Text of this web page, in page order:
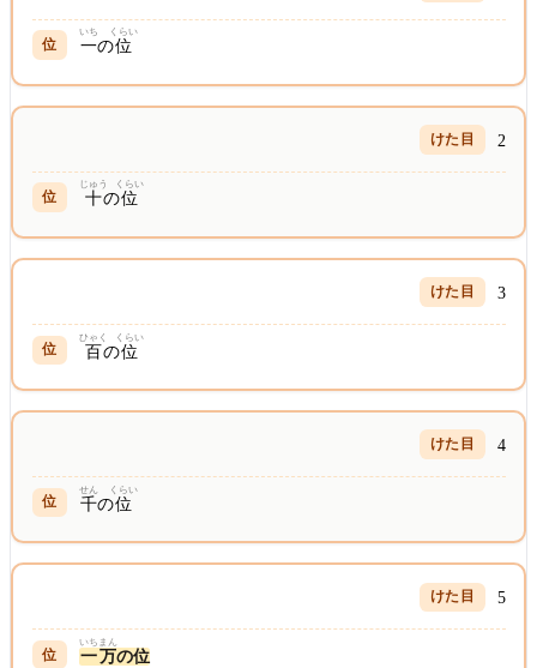
一
いち
の位
くらい
2
十
じゅう
の位
くらい
3
百
ひゃく
の位
くらい
4
千
せん
の位
くらい
5
一
いち
万
まん
の位